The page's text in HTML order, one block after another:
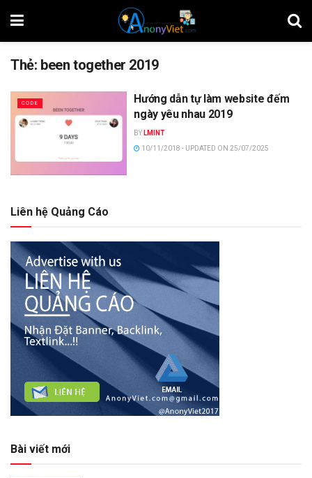
Thẻ: been together 2019
CODE
Hướng dẫn tự làm website đếm
ngày yêu nhau 2019
BY LMINT
10/11/2018 - UPDATED ON 25/07/2025
Liên hệ Quảng Cáo
Bài viết mới